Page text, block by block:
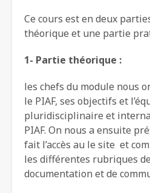
Ce cours est en deux
théorique et une partie
1- Partie théorique :
les chefs du module nous
le PIAF, ses objectifs et
pluridisciplinaire et
PIAF. On nous a ensuite
fait l’accès au le site et
les différentes rubriques
documentation et de